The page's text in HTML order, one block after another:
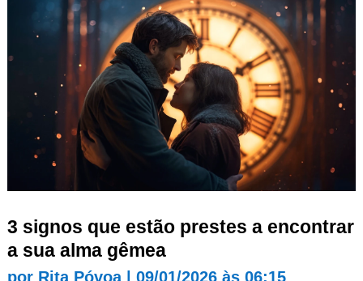
3 signos que estão prestes a encontrar
a sua alma gêmea
por Rita Póvoa | 09/01/2026 às 06:15